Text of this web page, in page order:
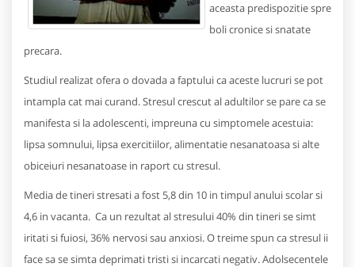
aceasta predispozitie spre
boli cronice si snatate
precara.
Studiul realizat ofera o dovada a faptului ca aceste lucruri se pot
intampla cat mai curand. Stresul crescut al adultilor se pare ca se
manifesta si la adolescenti, impreuna cu simptomele acestuia:
lipsa somnului, lipsa exercitiilor, alimentatie nesanatoasa si alte
obiceiuri nesanatoase in raport cu stresul.
Media de tineri stresati a fost 5,8 din 10 in timpul anului scolar si
4,6 in vacanta. Ca un rezultat al stresului 40% din tineri se simt
iritati si fuiosi, 36% nervosi sau anxiosi. O treime spun ca stresul ii
face sa se simta deprimati tristi si incarcati negativ. Adolsecentele